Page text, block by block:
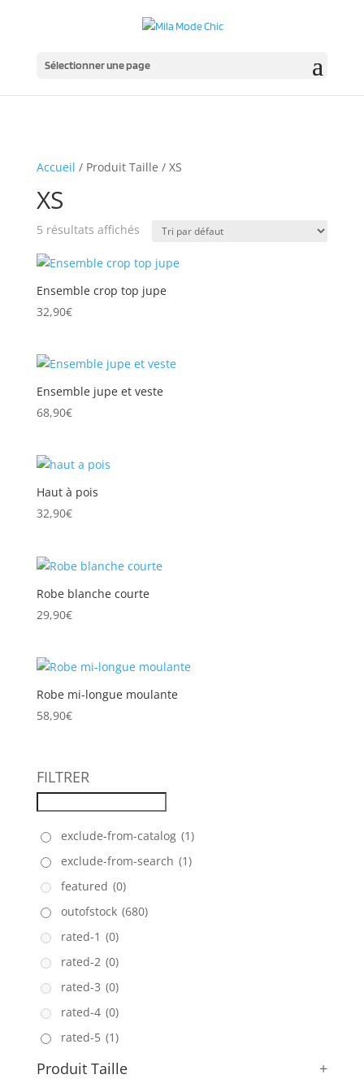
Sélectionner une page
Accueil / Produit Taille / XS
XS
5 résultats affichés
Ensemble crop top jupe
32,90€
Ensemble jupe et veste
68,90€
Haut à pois
32,90€
Robe blanche courte
29,90€
Robe mi-longue moulante
58,90€
FILTRER
exclude-from-catalog (1)
exclude-from-search (1)
featured (0)
outofstock (680)
rated-1 (0)
rated-2 (0)
rated-3 (0)
rated-4 (0)
rated-5 (1)
Produit Taille +